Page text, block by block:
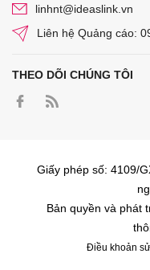
linhnt@ideaslink.vn
Liên hệ Quảng cáo:
THEO DÕI CHÚNG TÔI
Giấy phép số: 4109/
Bản quyền và phát
Điều khoản